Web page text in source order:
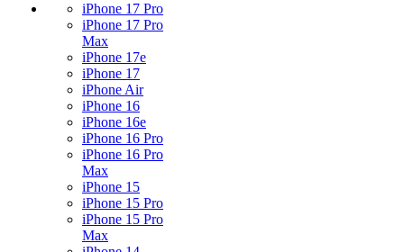
iPhone 17 Pro
iPhone 17 Pro
Max
iPhone 17e
iPhone 17
iPhone Air
iPhone 16
iPhone 16e
iPhone 16 Pro
iPhone 16 Pro
Max
iPhone 15
iPhone 15 Pro
iPhone 15 Pro
Max